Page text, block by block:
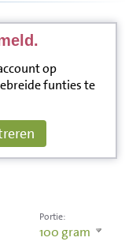
op
funties te
Portie:
100 gram